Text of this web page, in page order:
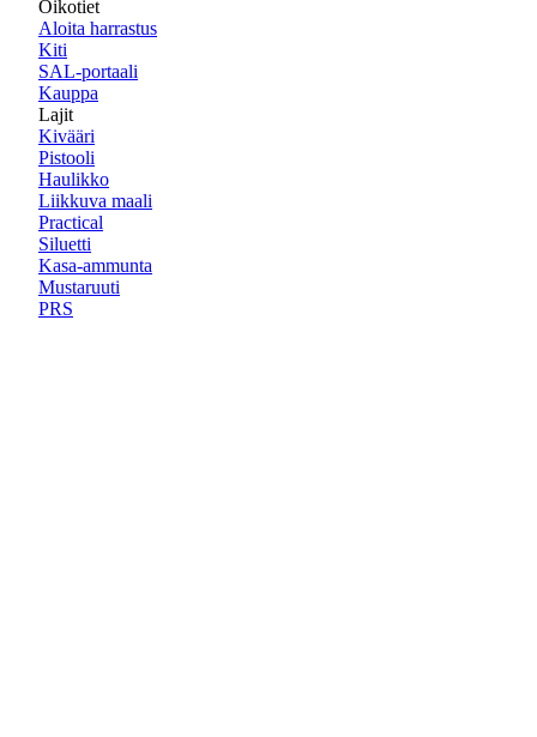
Oikotiet
Aloita harrastus
Kiti
SAL-portaali
Kauppa
Lajit
Kivääri
Pistooli
Haulikko
Liikkuva maali
Practical
Siluetti
Kasa-ammunta
Mustaruuti
PRS